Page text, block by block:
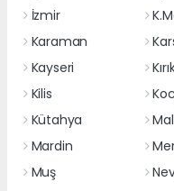
İzmir
Karaman
Kayseri
Kilis
Kütahya
Mardin
Muş